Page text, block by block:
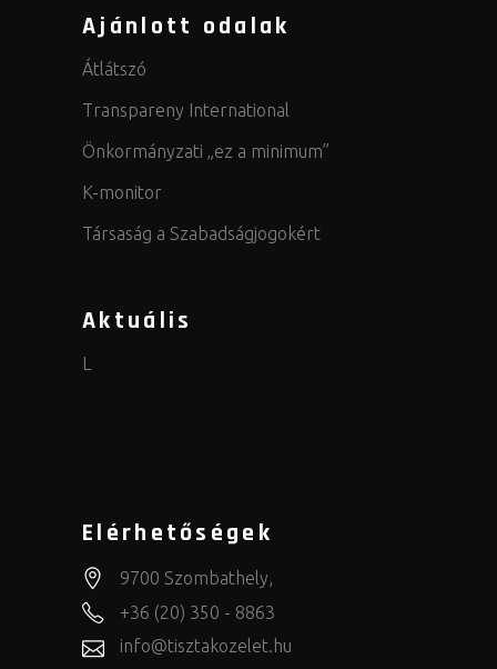
Ajánlott odalak
Átlátszó
Transpareny International
Önkormányzati „ez a minimum”
K-monitor
Társaság a Szabadságjogokért
Aktuális
L
Elérhetőségek
9700 Szombathely,
+36 (20) 350 - 8863
info@tisztakozelet.hu